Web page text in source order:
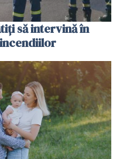
să intervină în